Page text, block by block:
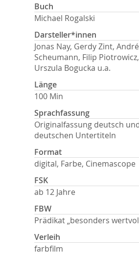
Buch
Michael Rogalski
Darsteller*innen
Jonas Nay, Gerdy Zint,
Scheumann, Filip
Urszula Bogucka u.a.
Länge
100 Min
Sprachfassung
Originalfassung deutsch
deutschen Untertiteln
Format
digital, Farbe, Cinemascope
FSK
ab 12 Jahre
FBW
Prädikat „besonders
Verleih
farbfilm